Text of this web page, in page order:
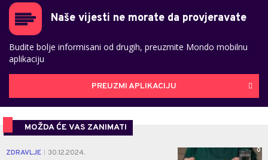
Naše vijesti ne morate da provjeravate
Budite bolje informisani od drugih, preuzmite Mondo mobilnu
aplikaciju
PREUZMI APLIKACIJU
MOŽDA ĆE VAS ZANIMATI
ZDRAVLJE 30.12.2024. 0